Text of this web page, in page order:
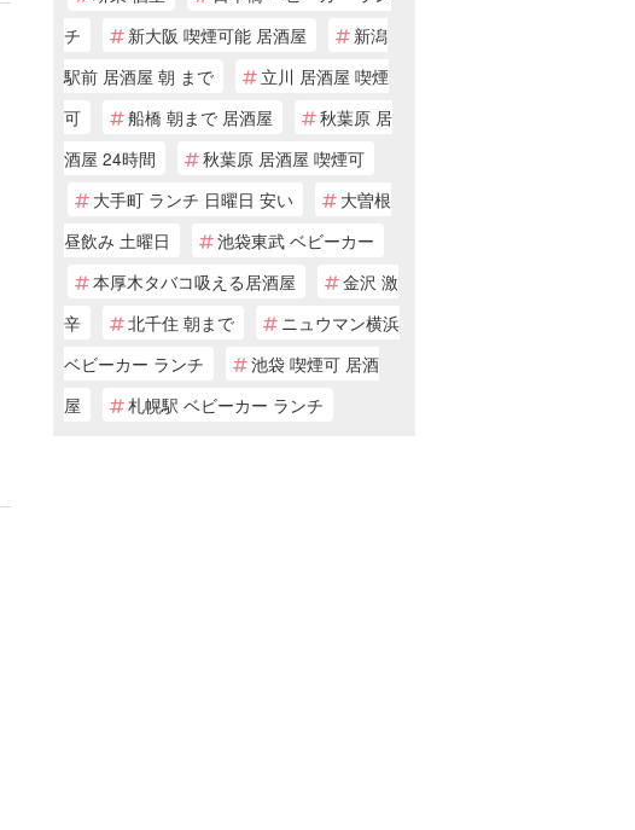
チ
新大阪 喫煙可能 居酒屋
新潟
駅前 居酒屋 朝 まで
立川 居酒屋 喫煙
可
船橋 朝まで 居酒屋
秋葉原 居
酒屋 24時間
秋葉原 居酒屋 喫煙可
大手町 ランチ 日曜日 安い
大曽根
昼飲み 土曜日
池袋東武 ベビーカー
本厚木タバコ吸える居酒屋
金沢 激
辛
北千住 朝まで
ニュウマン横浜
ベビーカー ランチ
池袋 喫煙可 居酒
屋
札幌駅 ベビーカー ランチ